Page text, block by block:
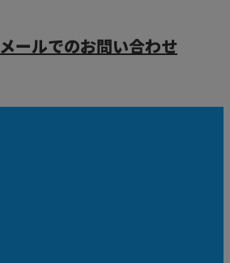
メールでのお問い合わせ